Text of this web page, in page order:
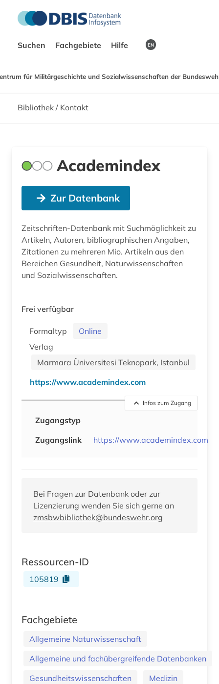
Suchen Fachgebiete Hilfe EN
für Militärgeschichte und Sozialwissenschaften der
Bibliothek / Kontakt
Academindex
Zur Datenbank
Zeitschriften-Datenbank mit Suchmöglichkeit zu
Artikeln, Autoren, bibliographischen Angaben,
Zitationen zu mehreren Mio. Artikeln aus den
Bereichen Gesundheit, Naturwissenschaften
und Sozialwissenschaften.
Frei verfügbar
Formaltyp
Online
Verlag
Marmara Üniversitesi Teknopark, Istanbul
https://www.academindex.com
Infos zum Zugang
Zugangstyp
Zugangslink
https://www.academindex.com
Bei Fragen zur Datenbank oder zur
Lizenzierung wenden Sie sich gerne an
zmsbwbibliothek@bundeswehr.org
Ressourcen-ID
105819
Fachgebiete
Allgemeine Naturwissenschaft
Allgemeine und fachübergreifende Datenbanken
Gesundheitswissenschaften
Medizin